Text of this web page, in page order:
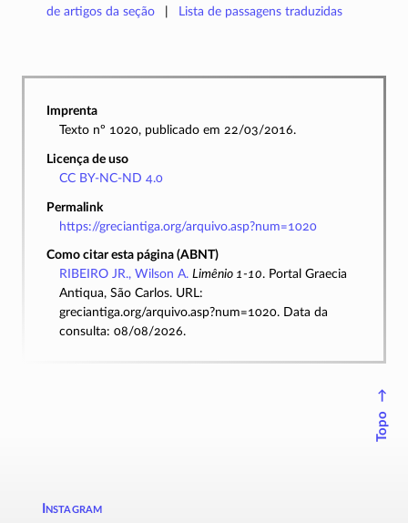
de artigos da seção
Lista de passagens traduzidas
Imprenta
Texto nº 1020, publicado em 22/03/2016.
Licença de uso
CC BY-NC-ND 4.0
Permalink
https://greciantiga.org/arquivo.asp?num=1020
Como citar esta página (ABNT)
RIBEIRO JR., Wilson A. Limênio 1-10. Portal Graecia
Antiqua, São Carlos. URL:
greciantiga.org/arquivo.asp?num=1020. Data da
consulta: 08/08/2026.
↑
Topo
Instagram